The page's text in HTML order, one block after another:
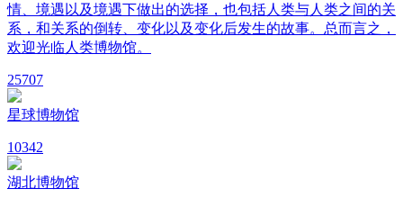
情、境遇以及境遇下做出的选择，也包括人类与人类之间的关
系，和关系的倒转、变化以及变化后发生的故事。总而言之，
欢迎光临人类博物馆。
25707
星球博物馆
10342
湖北博物馆